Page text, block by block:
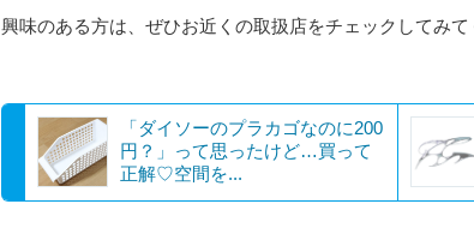
興味のある方は、ぜひお近くの取扱店をチェックしてみて
「ダイソーのプラカゴなのに200
円？」って思ったけど…買って
正解♡空間を...